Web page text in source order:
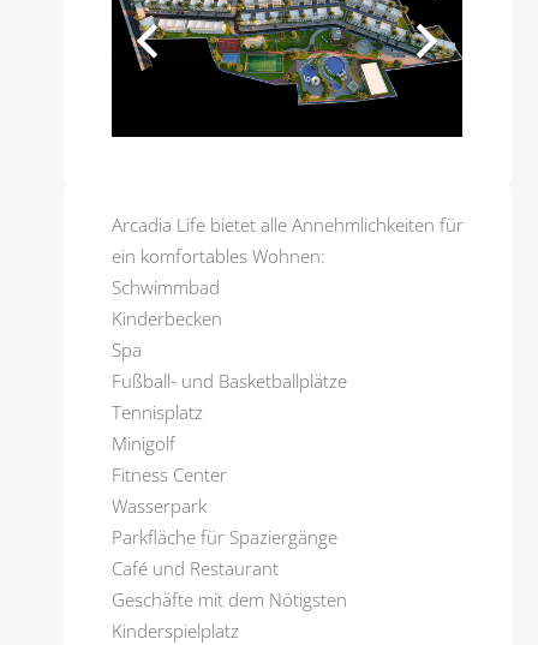
Arcadia Life bietet alle Annehmlichkeiten für
ein komfortables Wohnen:
Schwimmbad
Kinderbecken
Spa
Fußball- und Basketballplätze
Tennisplatz
Minigolf
Fitness Center
Wasserpark
Parkfläche für Spaziergänge
Café und Restaurant
Geschäfte mit dem Nötigsten
Kinderspielplatz